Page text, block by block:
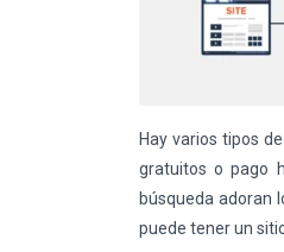
Hay varios tipos
gratuitos o pago
búsqueda adoran
puede tener un